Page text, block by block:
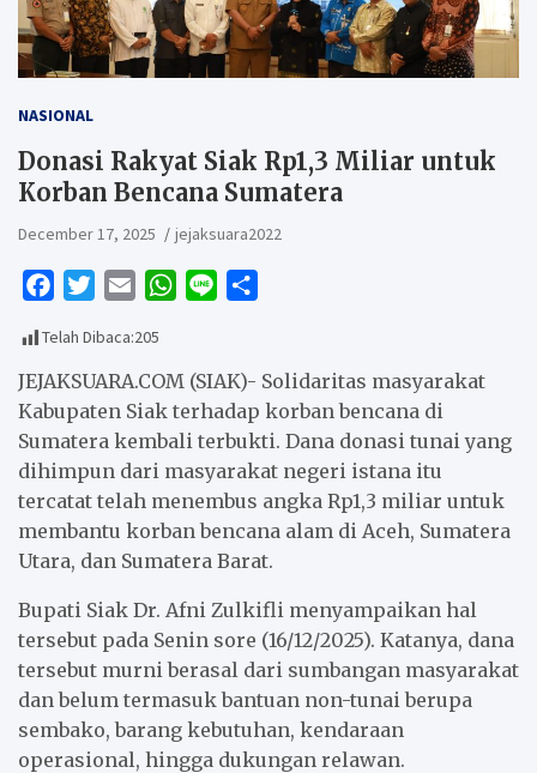
NASIONAL
Donasi Rakyat Siak Rp1,3 Miliar untuk
Korban Bencana Sumatera
December 17, 2025 jejaksuara2022
c
e
b
o
o
k
i
t
t
e
r
a
i
l
W
t
s
A
p
p
e
r
e
Telah Dibaca:205
JEJAKSUARA.COM (SIAK)- Solidaritas masyarakat
Kabupaten Siak terhadap korban bencana di
Sumatera kembali terbukti. Dana donasi tunai yang
dihimpun dari masyarakat negeri istana itu
tercatat telah menembus angka Rp1,3 miliar untuk
membantu korban bencana alam di Aceh, Sumatera
Utara, dan Sumatera Barat.
Bupati Siak Dr. Afni Zulkifli menyampaikan hal
tersebut pada Senin sore (16/12/2025). Katanya, dana
tersebut murni berasal dari sumbangan masyarakat
dan belum termasuk bantuan non-tunai berupa
sembako, barang kebutuhan, kendaraan
operasional, hingga dukungan relawan.